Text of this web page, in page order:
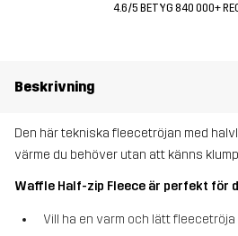
4.6/5 BETYG 840 000+
Beskrivning
Den här tekniska fleecetröjan med
värme du behöver utan att känns
Waffle Half-zip Fleece är perfekt för
Vill ha en varm och lätt fleecetröja